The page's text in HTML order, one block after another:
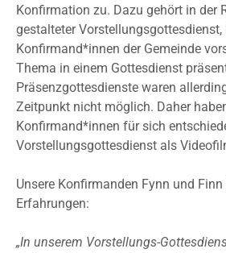
Konfirmation zu. Dazu gehört in der
gestalteter
Konfirmand*innen der Gemeinde
Thema in einem Gottesdienst
Präsenzgottesdienste waren
Zeitpunkt nicht möglich. Daher
Konfirmand*innen für sich
Vorstellungsgottesdienst als
Unsere Konfirmanden Fynn und
Erfahrungen:
„In unserem Vorstellungs-